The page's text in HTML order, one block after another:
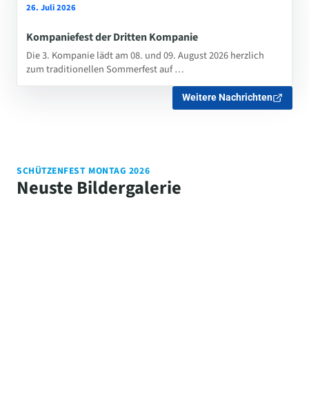
26. Juli 2026
Kompaniefest der Dritten Kompanie
Die 3. Kompanie lädt am 08. und 09. August 2026 herzlich
zum traditionellen Sommerfest auf …
Weitere Nachrichten
SCHÜTZENFEST MONTAG 2026
Neuste Bildergalerie